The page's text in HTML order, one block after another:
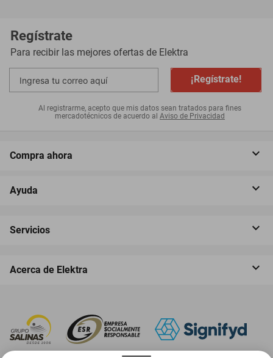
Regístrate
Para recibir las mejores ofertas de Elektra
¡Regístrate!
Al registrarme, acepto que mis datos sean tratados para fines
mercadotécnicos de acuerdo al Aviso de Privacidad
Compra ahora
Ayuda
Servicios
Acerca de Elektra